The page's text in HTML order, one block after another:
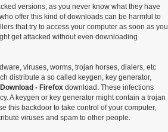
versions, as you never know what they have
offer this kind of downloads can be harmful to
that try to access your computer as soon as you
get attacked without even downloading
viruses, worms, trojan horses, dialers, etc
distribute a so called keygen, key generator,
Download - Firefoxdownload. These infections
A keygen or key generator might contain a trojan
this backdoor to take control of your computer,
viruses and spam to other people.